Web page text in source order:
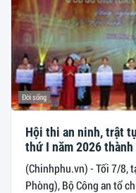
Đời sống
Hội thi an ninh, trật
thứ I năm 2026
(Chinhphu.vn) - Tối 7/8,
Phòng), Bộ Công an tổ